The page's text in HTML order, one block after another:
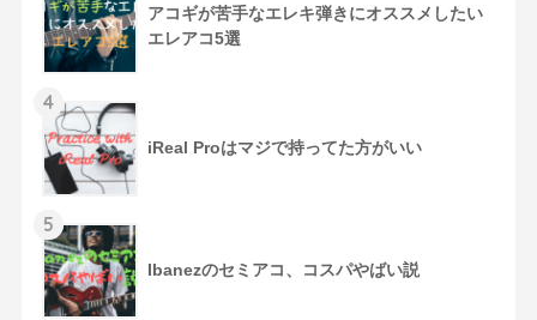
アコギが苦手なエレキ弾きにオススメしたい
エレアコ5選
4
iReal Proはマジで持ってた方がいい
5
Ibanezのセミアコ、コスパやばい説